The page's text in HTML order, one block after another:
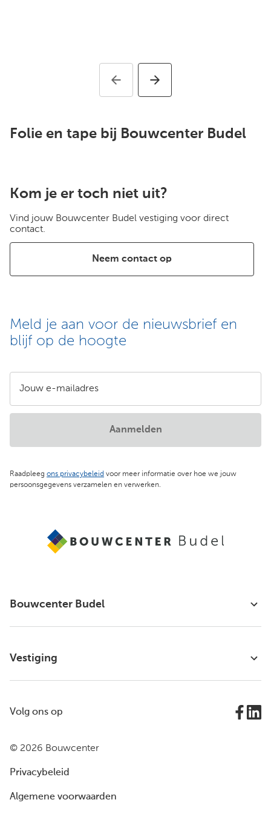
Folie en tape bij Bouwcenter Budel
Kom je er toch niet uit?
Vind jouw Bouwcenter Budel vestiging voor direct
contact.
Neem contact op
Meld je aan voor de nieuwsbrief en
blijf op de hoogte
Jouw e-mailadres
Raadpleeg ons privacybeleid voor meer informatie over hoe we jouw
persoonsgegevens verzamelen en verwerken.
Aanmelden
Bouwcenter Budel
Vestiging
© 2026 Bouwcenter
Privacybeleid
Algemene voorwaarden
Volg ons op